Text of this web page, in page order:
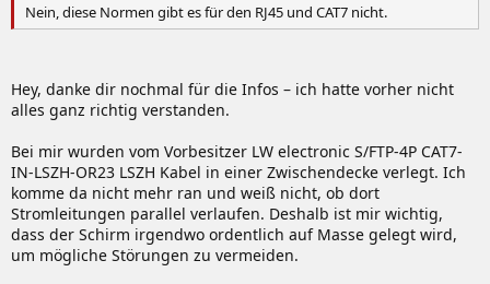
Nein, diese Normen gibt es für den RJ45 und CAT7 nicht.
Hey, danke dir nochmal für die Infos – ich hatte vorher nicht
alles ganz richtig verstanden.
Bei mir wurden vom Vorbesitzer LW electronic S/FTP-4P CAT7-
IN-LSZH-OR23 LSZH Kabel in einer Zwischendecke verlegt. Ich
komme da nicht mehr ran und weiß nicht, ob dort
Stromleitungen parallel verlaufen. Deshalb ist mir wichtig,
dass der Schirm irgendwo ordentlich auf Masse gelegt wird,
um mögliche Störungen zu vermeiden.